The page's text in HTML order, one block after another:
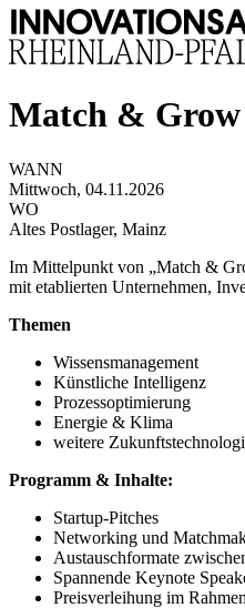
Match &
WANN
Mittwoch, 04.11.2026
WO
Altes Postlager, Mainz
Im Mittelpunkt von „Match &
mit etablierten Unternehmen,
Themen
Wissensmanagement
Künstliche Intelligenz
Prozessoptimierung
Energie & Klima
weitere
Programm & Inhalte:
Startup-Pitches
Networking und
Austauschformate
Spannende Keynote
Preisverleihung im